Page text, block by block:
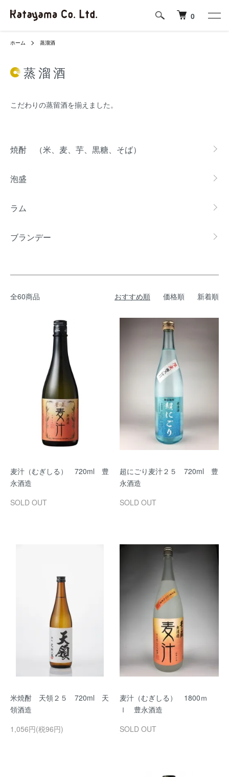
0
ホーム 蒸溜酒
蒸溜酒
こだわりの蒸留酒を揃えました。
カテゴリー一覧
焼酎 （米、麦、芋、黒糖、そば）
泡盛
ラム
ブランデー
全60商品 おすすめ順 価格順 新着順
麦汁（むぎしる） 720ml 豊
永酒造
SOLD OUT
超にごり麦汁２５ 720ml 豊
永酒造
SOLD OUT
米焼酎 天領２５ 720ml 天
領酒造
1,056円(税96円)
麦汁（むぎしる） 1800ｍ
ｌ 豊永酒造
SOLD OUT